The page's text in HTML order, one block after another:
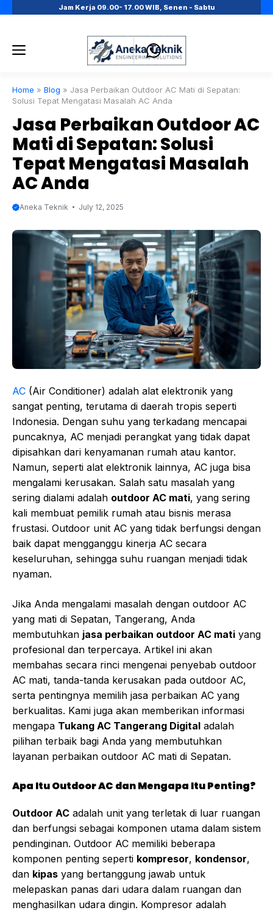
Jam Kerja 09.00- 17.00 WIB, Senen - Sabtu
Menu
Home » Blog » Jasa Perbaikan Outdoor AC Mati di Sepatan:
Solusi Tepat Mengatasi Masalah AC Anda
Jasa Perbaikan Outdoor AC
Mati di Sepatan: Solusi
Tepat Mengatasi Masalah
AC Anda
Aneka Teknik July 12, 2025
AC (Air Conditioner) adalah alat elektronik yang
sangat penting, terutama di daerah tropis seperti
Indonesia. Dengan suhu yang terkadang mencapai
puncaknya, AC menjadi perangkat yang tidak dapat
dipisahkan dari kenyamanan rumah atau kantor.
Namun, seperti alat elektronik lainnya, AC juga bisa
mengalami kerusakan. Salah satu masalah yang
sering dialami adalah outdoor AC mati, yang sering
kali membuat pemilik rumah atau bisnis merasa
frustasi. Outdoor unit AC yang tidak berfungsi dengan
baik dapat mengganggu kinerja AC secara
keseluruhan, sehingga suhu ruangan menjadi tidak
nyaman.
Jika Anda mengalami masalah dengan outdoor AC
yang mati di Sepatan, Tangerang, Anda
membutuhkan jasa perbaikan outdoor AC mati yang
profesional dan terpercaya. Artikel ini akan
membahas secara rinci mengenai penyebab outdoor
AC mati, tanda-tanda kerusakan pada outdoor AC,
serta pentingnya memilih jasa perbaikan AC yang
berkualitas. Kami juga akan memberikan informasi
mengapa Tukang AC Tangerang Digital adalah
pilihan terbaik bagi Anda yang membutuhkan
layanan perbaikan outdoor AC mati di Sepatan.
Apa Itu Outdoor AC dan Mengapa Itu Penting?
Outdoor AC adalah unit yang terletak di luar ruangan
dan berfungsi sebagai komponen utama dalam sistem
pendinginan. Outdoor AC memiliki beberapa
komponen penting seperti kompresor, kondensor,
dan kipas yang bertanggung jawab untuk
melepaskan panas dari udara dalam ruangan dan
menghasilkan udara dingin. Kompresor adalah